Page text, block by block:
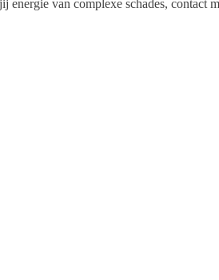
van complexe schades, contact